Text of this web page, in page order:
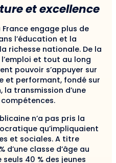
et excellence
France engage plus de
l’éducation et la
richesse nationale. De la
et tout au long
pouvoir s’appuyer sur
et performant, fondé sur
la transmission d’une
n’a pas pris la
qu’impliquaient
et sociales. A titre
d’une classe d’âge au
40 % des jeunes